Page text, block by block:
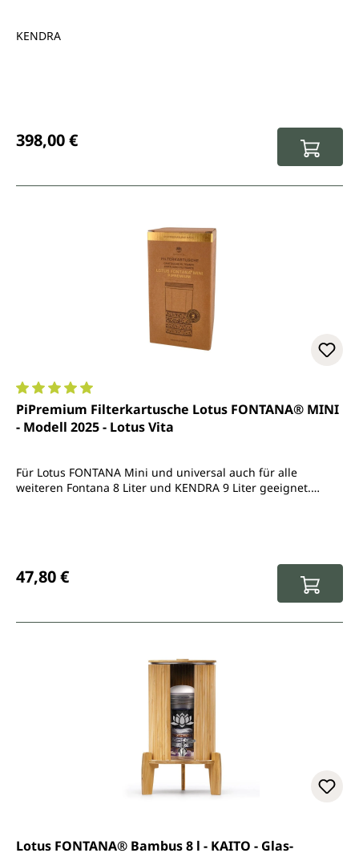
KENDRA
398,00 €
Durchschnittliche Bewertung von 5 von 5 Sternen
PiPremium Filterkartusche Lotus FONTANA® MINI
- Modell 2025 - Lotus Vita
Für Lotus FONTANA Mini und universal auch für alle
weiteren Fontana 8 Liter und KENDRA 9 Liter geeignet.
47,80 €
Lotus FONTANA® Bambus 8 l - KAITO - Glas-